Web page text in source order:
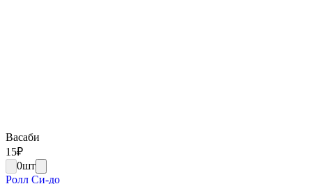
Васаби
15₽
0шт
Ролл Си-до